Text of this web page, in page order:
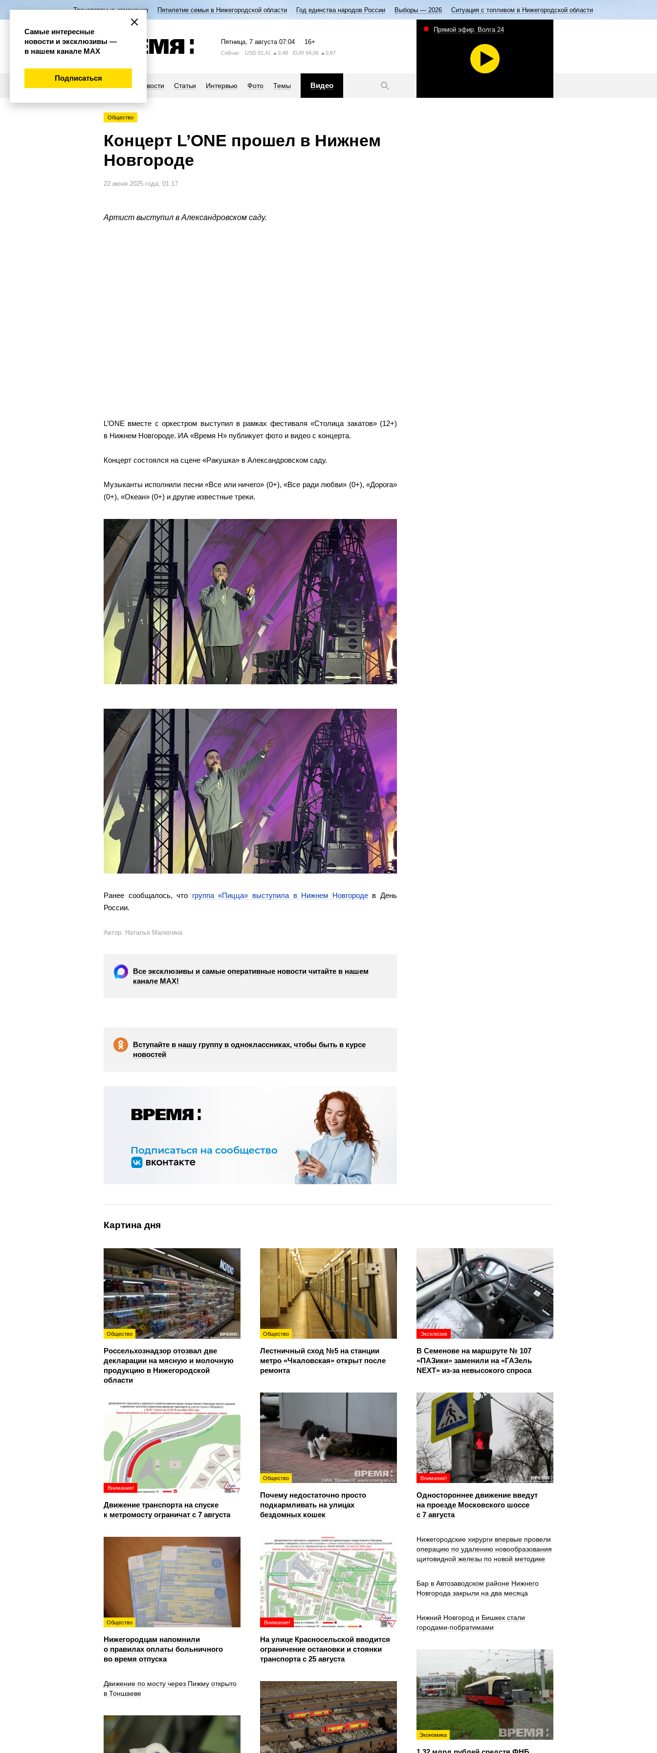
Транспортные изменения Пятилетие семьи в Нижегородской области Год единства народов России Выборы — 2026 Ситуация с топливом в Нижегородской области
Пятница, 7 августа 07:04 16+
Сейчас USD 81,41 ▲0,48 EUR 94,06 ▲0,87
Новости Статьи Интервью Фото Темы Видео
Прямой эфир. Волга 24
Общество
Концерт L’ONE прошел в Нижнем
Новгороде
22 июня 2025 года, 01:17
Артист выступил в Александровском саду.
L’ONE вместе с оркестром выступил в рамках фестиваля «Столица закатов» (12+)
в Нижнем Новгороде. ИА «Время Н» публикует фото и видео с концерта.
Концерт состоялся на сцене «Ракушка» в Александровском саду.
Музыканты исполнили песни «Все или ничего» (0+), «Все ради любви» (0+), «Дорога»
(0+), «Океан» (0+) и другие известные треки.
Ранее сообщалось, что группа «Пицца» выступила в Нижнем Новгородев День
России.
Автор: Наталья Малюгина
Все эксклюзивы и самые оперативные новости читайте в нашем
канале МАХ!
Вступайте в нашу группу в одноклассниках, чтобы быть в курсе
новостей
Картина дня
Общество
Россельхознадзор отозвал две
декларации на мясную и молочную
продукцию в Нижегородской
области
Общество
Лестничный сход №5 на станции
метро «Чкаловская» открыт после
ремонта
Эксклюзив
В Семенове на маршруте № 107
«ПАЗики» заменили на «ГАЗель
NEXT» из‑за невысокого спроса
Общество
Почему недостаточно просто
подкармливать на улицах
бездомных кошек
Внимание!
Одностороннее движение введут
на проезде Московского шоссе
с 7 августа
Внимание!
Движение транспорта на спуске
к метромосту ограничат с 7 августа
Общество
Нижегородцам напомнили
о правилах оплаты больничного
во время отпуска
Внимание!
На улице Красносельской вводится
ограничение остановки и стоянки
транспорта с 25 августа
Нижегородские хирурги впервые провели
операцию по удалению новообразования
щитовидной железы по новой методике
Бар в Автозаводском районе Нижнего
Новгорода закрыли на два месяца
Нижний Новгород и Бишкек стали
городами-побратимами
Экономика
Движение по мосту через Пижму открыто
в Тоншаеве
Самые интересные
новости и эксклюзивы —
в нашем канале МАХ
Подписаться